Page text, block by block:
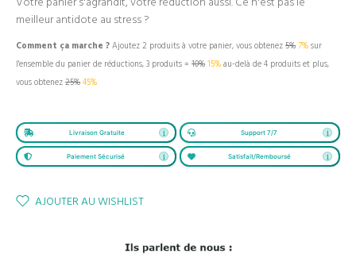
meilleur antidote au stress ?
Comment ça marche ?Ajoutez 2 produits à votre panier, vous obtenez5%7%sur
l'ensemble du panier de réductions, 3 produits = 10%15%au-delà de 4 produits et plus,
vous obtenez25%45%
Livraison Gratuite Support 7/7
Paiement Sécurisé Satisfait/Remboursé
AJOUTER AU WISHLIST